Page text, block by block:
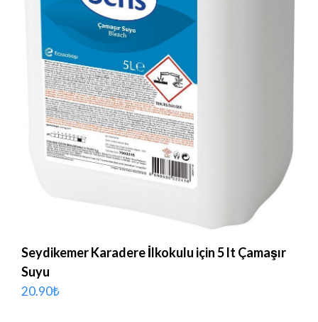
Seydikemer Karadere İlkokulu için 5 lt Çamaşır
Suyu
20.90₺